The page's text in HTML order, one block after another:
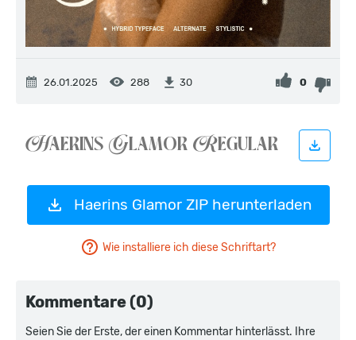
26.01.2025 288 30 0
Haerins Glamor ZIP herunterladen
Wie installiere ich diese Schriftart?
Kommentare (0)
Seien Sie der Erste, der einen Kommentar hinterlässt. Ihre